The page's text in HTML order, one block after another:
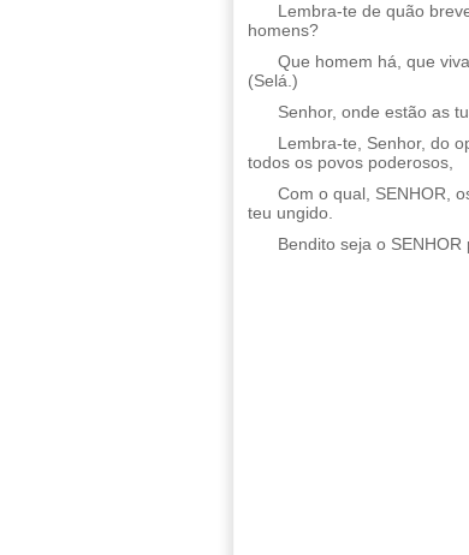
Lembra-te de quão
homens?
Que homem há, que
(Selá.)
Senhor, onde estão as
Lembra-te, Senhor, do
todos os povos poderosos,
Com o qual, SENHOR,
teu ungido.
Bendito seja o SENHOR